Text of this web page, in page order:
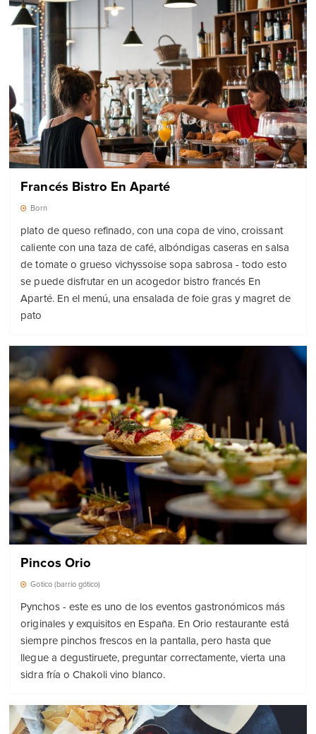
Francés Bistro En Aparté
Born
plato de queso refinado, con una copa de vino, croissant
caliente con una taza de café, albóndigas caseras en salsa
de tomate o grueso vichyssoise sopa sabrosa - todo esto
se puede disfrutar en un acogedor bistro francés En
Aparté. En el menú, una ensalada de foie gras y magret de
pato
Pincos Orio
Gotico (barrio gótico)
Pynchos - este es uno de los eventos gastronómicos más
originales y exquisitos en España. En Orio restaurante está
siempre pinchos frescos en la pantalla, pero hasta que
llegue a degustiruete, preguntar correctamente, vierta una
sidra fría o Chakoli vino blanco.